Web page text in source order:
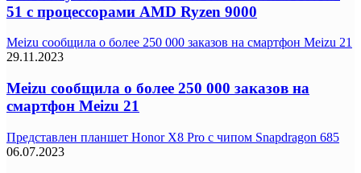
51 с процессорами AMD Ryzen 9000
Meizu сообщила о более 250 000 заказов на смартфон Meizu 21
29.11.2023
Meizu сообщила о более 250 000 заказов на
смартфон Meizu 21
Представлен планшет Honor X8 Pro с чипом Snapdragon 685
06.07.2023